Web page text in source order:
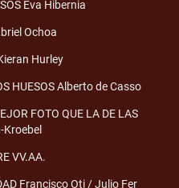
Eva Hibernia
Ochoa
Hurley
HUESOS Alberto de Casso
FOTO QUE LA DE LAS
VV.AA.
Francisco Oti / Julio Fer